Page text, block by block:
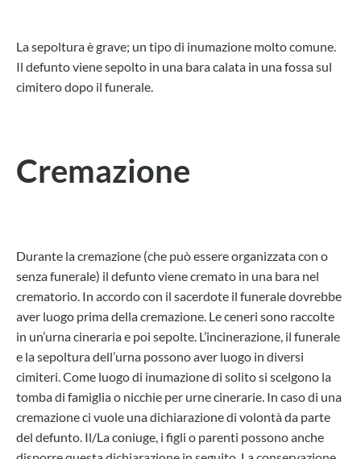
La sepoltura è grave; un tipo di inumazione molto comune.
Il defunto viene sepolto in una bara calata in una fossa sul
cimitero dopo il funerale.
Cremazione
Durante la cremazione (che può essere organizzata con o
senza funerale) il defunto viene cremato in una bara nel
crematorio. In accordo con il sacerdote il funerale dovrebbe
aver luogo prima della cremazione. Le ceneri sono raccolte
in un’urna cineraria e poi sepolte. L’incinerazione, il funerale
e la sepoltura dell’urna possono aver luogo in diversi
cimiteri. Come luogo di inumazione di solito si scelgono la
tomba di famiglia o nicchie per urne cinerarie. In caso di una
cremazione ci vuole una dichiarazione di volontà da parte
del defunto. Il/La coniuge, i figli o parenti possono anche